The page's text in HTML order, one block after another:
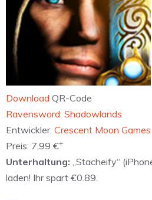
Download QR-Code
‎Ravensword: Shadowlands
Entwickler: Crescent Moon Games
Preis: 7,99 €+
Unterhaltung: „Stacheify“
laden! Ihr spart €0.89.